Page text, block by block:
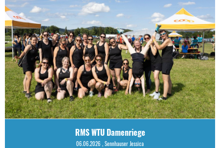
RMS WTU Damenriege
06.06.2026 , Sennhauser Jessica